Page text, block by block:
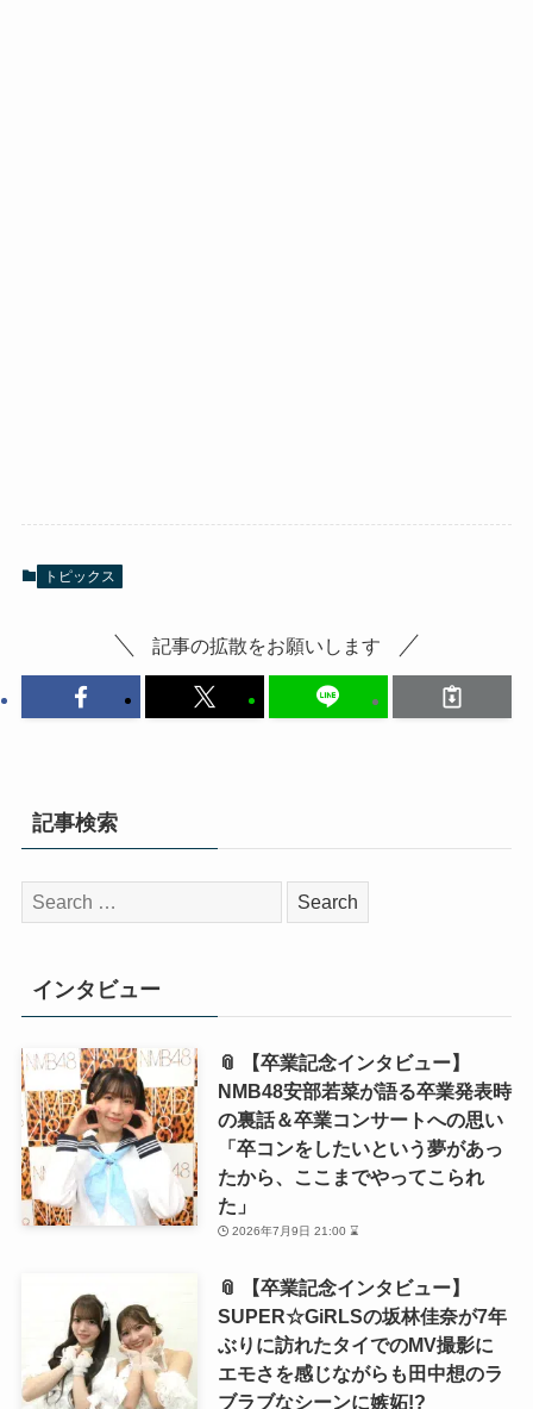
トピックス
記事の拡散をお願いします
記事検索
検
索:
インタビュー
📎 【卒業記念インタビュー】
NMB48安部若菜が語る卒業発表時
の裏話＆卒業コンサートへの思い
「卒コンをしたいという夢があっ
たから、ここまでやってこられ
た」
2026年7月9日 21:00 ⌛
📎 【卒業記念インタビュー】
SUPER☆GiRLSの坂林佳奈が7年
ぶりに訪れたタイでのMV撮影に
エモさを感じながらも田中想のラ
ブラブなシーンに嫉妬!?